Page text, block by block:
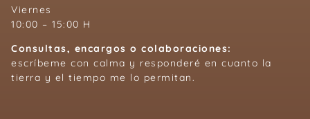
Viernes
10:00 – 15:00 H
Consultas, encargos o colaboraciones:
escríbeme con calma y responderé en cuanto la
tierra y el tiempo me lo permitan.